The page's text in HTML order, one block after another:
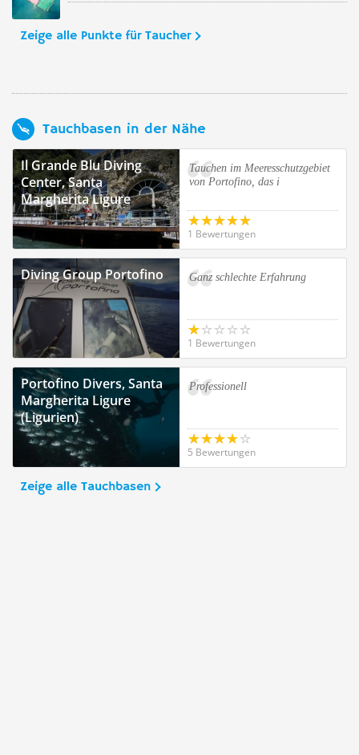
Zeige alle Punkte für Taucher
Tauchbasen in der Nähe
Il Grande Blu Diving
Center, Santa
Margherita Ligure
Tauchen im Meeresschutzgebiet
von Portofino, das i
1 Bewertungen
Diving Group Portofino Ganz schlechte Erfahrung
1 Bewertungen
Portofino Divers, Santa
Margherita Ligure
(Ligurien)
Professionell
5 Bewertungen
Zeige alle Tauchbasen